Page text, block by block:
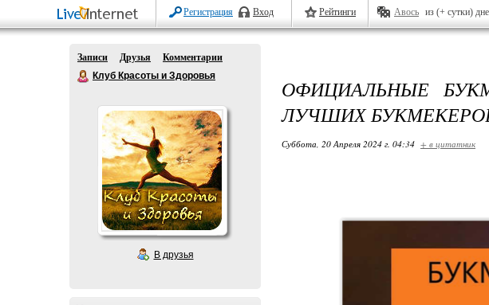
Регистрация Вход Рейтинги Авось из (+ сутки)
Записи Друзья
Комментарии
Клуб Красоты и Здоровья
В друзья
ОФИЦИАЛЬНЫЕ
ЛУЧШИХ
Суббота, 20 Апреля 2024 г. 04:34 + в цитатник